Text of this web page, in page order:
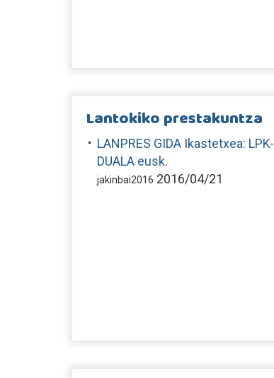
Lantokiko prestakuntza
LANPRES GIDA Ikastetxea: LPK-
DUALA eusk.
jakinbai2016 2016/04/21